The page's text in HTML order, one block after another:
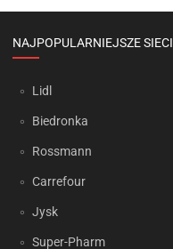
NAJPOPULARNIEJSZE SIECI
Lidl
Biedronka
Rossmann
Carrefour
Jysk
Super-Pharm